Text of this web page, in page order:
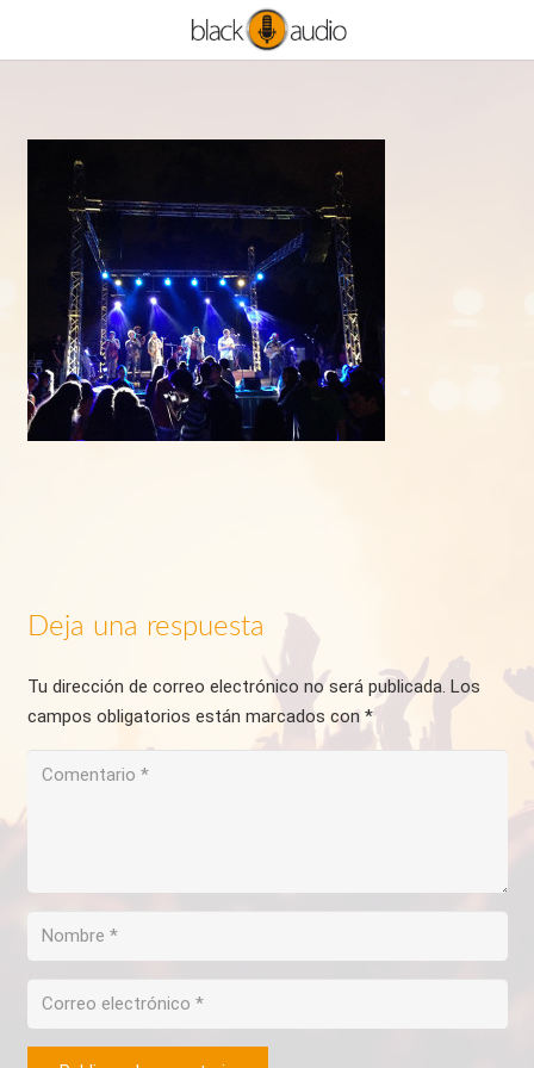
Deja una respuesta
Tu dirección de correo electrónico no será publicada. Los
campos obligatorios están marcados con *